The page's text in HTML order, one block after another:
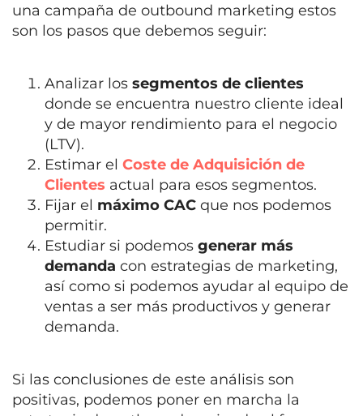
una campaña de outbound marketing estos
son los pasos que debemos seguir:
Analizar los segmentos de clientes
donde se encuentra nuestro cliente ideal
y de mayor rendimiento para el negocio
(LTV).
Estimar el Coste de Adquisición de
Clientes actual para esos segmentos.
Fijar el máximo CAC que nos podemos
permitir.
Estudiar si podemos generar más
demanda con estrategias de marketing,
así como si podemos ayudar al equipo de
ventas a ser más productivos y generar
demanda.
Si las conclusiones de este análisis son
positivas, podemos poner en marcha la